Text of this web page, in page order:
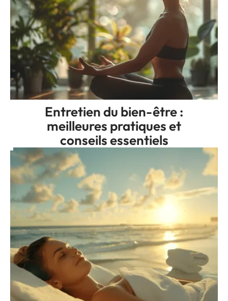
Entretien du bien-être :
meilleures pratiques et
conseils essentiels